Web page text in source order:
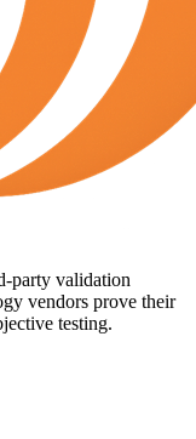
party validation
vendors prove their
testing.